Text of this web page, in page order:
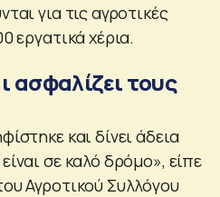
για τις αγροτικές
εργατικά χέρια.
ασφαλίζει τους
και δίνει άδεια
σε καλό δρόμο», είπε
Αγροτικού Συλλόγου